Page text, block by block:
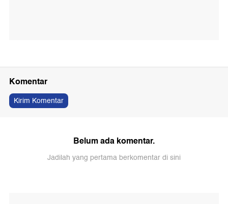
Komentar
Kirim Komentar
Belum ada komentar.
Jadilah yang pertama berkomentar di sini